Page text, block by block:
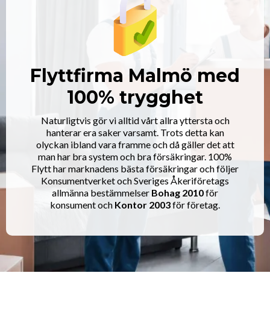
Flyttfirma Malmö med
100% trygghet
Naturligtvis gör vi alltid vårt allra yttersta och
hanterar era saker varsamt. Trots detta kan
olyckan ibland vara framme och då gäller det att
man har bra system och bra försäkringar. 100%
Flytt har marknadens bästa försäkringar och följer
Konsumentverket och Sveriges Åkeriföretags
allmänna bestämmelser Bohag 2010för
konsument och Kontor 2003för företag.